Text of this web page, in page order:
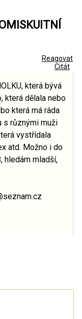
Reagovat
Citát
která bývá
která dělala nebo
která má ráda
s různými muži
vystřídala
atd. Možno i do
hledám mladší,